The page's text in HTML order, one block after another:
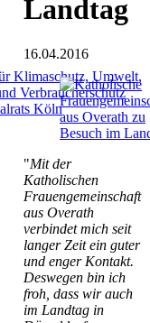
Klimaschutz, Umwelt,
Verbraucherschutz
Köln
Landtag
16.04.2016
"Mit der
Katholischen
Frauengemeinschaft
aus Overath
verbindet mich seit
langer Zeit ein guter
und enger Kontakt.
Deswegen bin ich
froh, dass wir auch
im Landtag in